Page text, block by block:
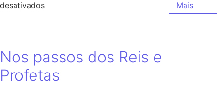
desativados
Mais
Nos passos dos Reis e
Profetas